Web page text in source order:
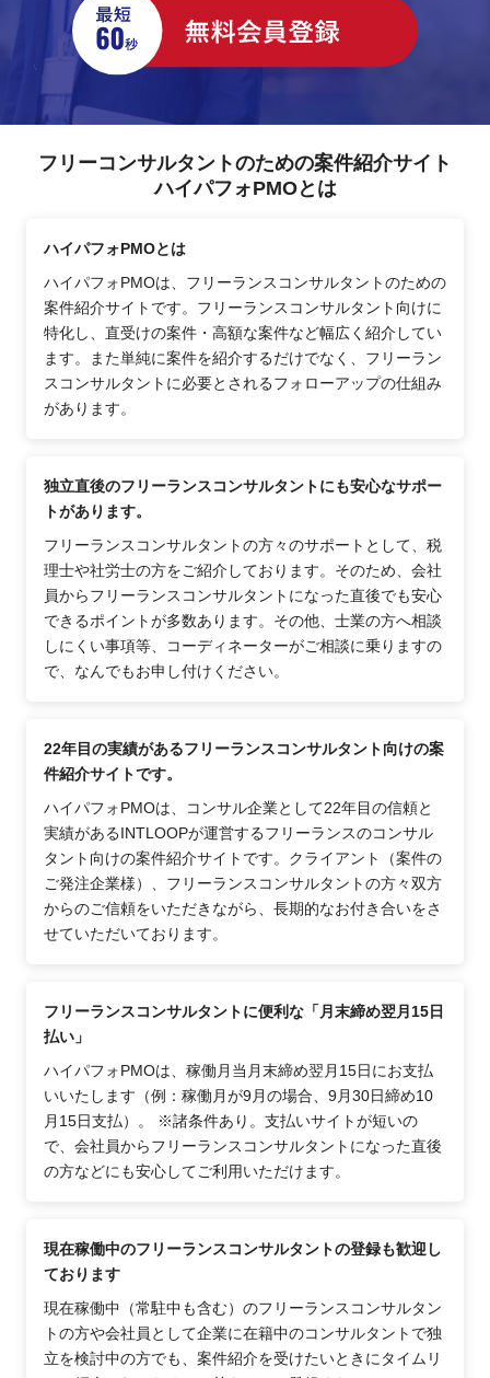
フリーコンサルタントのための案件紹介サイト
ハイパフォPMOとは
ハイパフォPMOとは
ハイパフォPMOは、フリーランスコンサルタントのための
案件紹介サイトです。フリーランスコンサルタント向けに
特化し、直受けの案件・高額な案件など幅広く紹介してい
ます。また単純に案件を紹介するだけでなく、フリーラン
スコンサルタントに必要とされるフォローアップの仕組み
があります。
独立直後のフリーランスコンサルタントにも安心なサポー
トがあります。
フリーランスコンサルタントの方々のサポートとして、税
理士や社労士の方をご紹介しております。そのため、会社
員からフリーランスコンサルタントになった直後でも安心
できるポイントが多数あります。その他、士業の方へ相談
しにくい事項等、コーディネーターがご相談に乗りますの
で、なんでもお申し付けください。
22年目の実績があるフリーランスコンサルタント向けの案
件紹介サイトです。
ハイパフォPMOは、コンサル企業として22年目の信頼と
実績があるINTLOOPが運営するフリーランスのコンサル
タント向けの案件紹介サイトです。クライアント（案件の
ご発注企業様）、フリーランスコンサルタントの方々双方
からのご信頼をいただきながら、長期的なお付き合いをさ
せていただいております。
フリーランスコンサルタントに便利な「月末締め翌月15日
払い」
ハイパフォPMOは、稼働月当月末締め翌月15日にお支払
いいたします（例：稼働月が9月の場合、9月30日締め10
月15日支払）。 ※諸条件あり。支払いサイトが短いの
で、会社員からフリーランスコンサルタントになった直後
の方などにも安心してご利用いただけます。
現在稼働中のフリーランスコンサルタントの登録も歓迎し
ております
現在稼働中（常駐中も含む）のフリーランスコンサルタン
トの方や会社員として企業に在籍中のコンサルタントで独
立を検討中の方でも、案件紹介を受けたいときにタイムリ